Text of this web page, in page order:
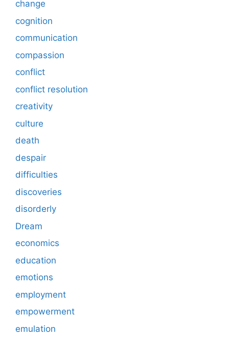
change
cognition
communication
compassion
conflict
conflict resolution
creativity
culture
death
despair
difficulties
discoveries
disorderly
Dream
economics
education
emotions
employment
empowerment
emulation